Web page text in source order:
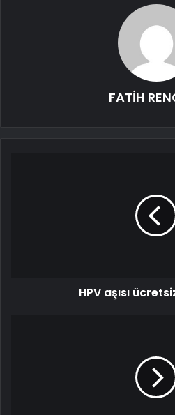
FATİH
HPV aşısı